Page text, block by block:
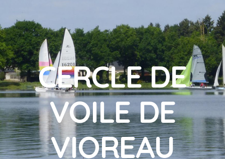
CERCLE DE
VOILE DE
VIOREAU